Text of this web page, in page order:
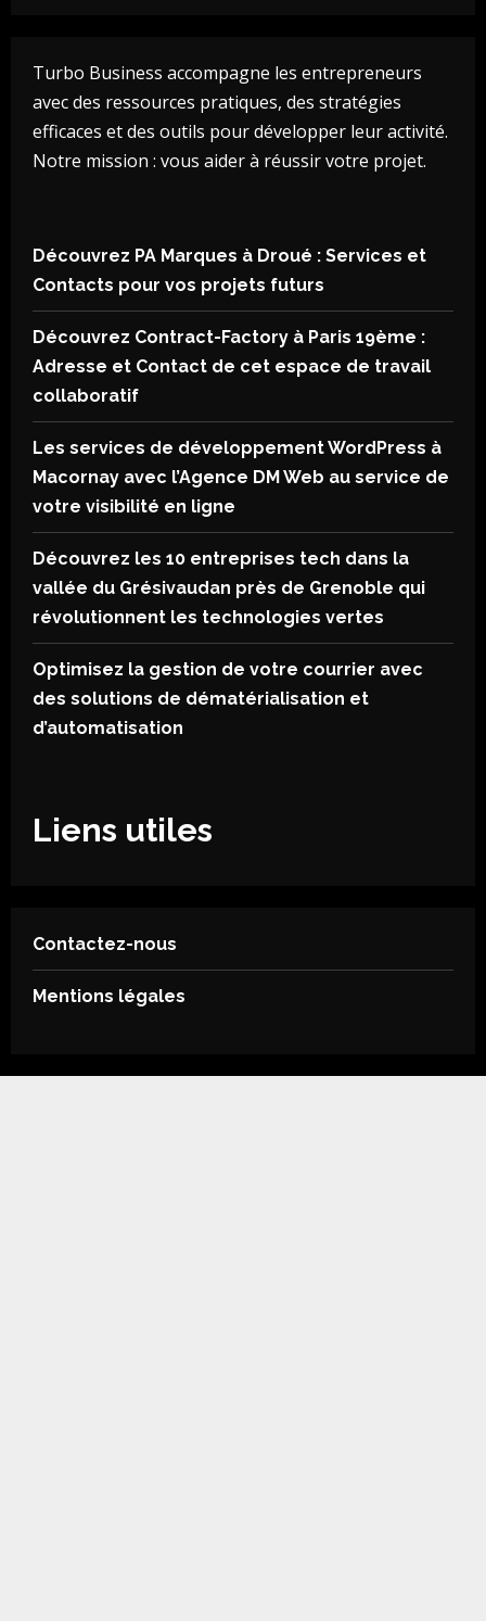
Turbo Business accompagne les entrepreneurs
avec des ressources pratiques, des stratégies
efficaces et des outils pour développer leur activité.
Notre mission : vous aider à réussir votre projet.
Découvrez PA Marques à Droué : Services et
Contacts pour vos projets futurs
Découvrez Contract-Factory à Paris 19ème :
Adresse et Contact de cet espace de travail
collaboratif
Les services de développement WordPress à
Macornay avec l’Agence DM Web au service de
votre visibilité en ligne
Découvrez les 10 entreprises tech dans la
vallée du Grésivaudan près de Grenoble qui
révolutionnent les technologies vertes
Optimisez la gestion de votre courrier avec
des solutions de dématérialisation et
d’automatisation
Liens utiles
Contactez-nous
Mentions légales